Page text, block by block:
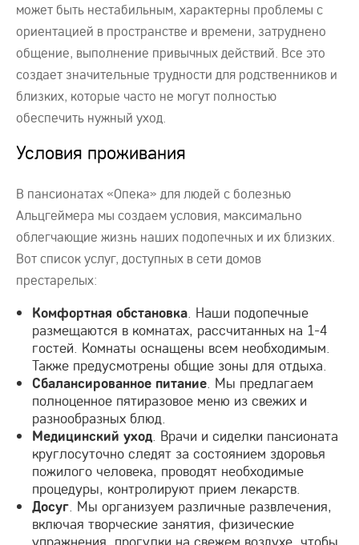
может быть нестабильным, характерны проблемы с
ориентацией в пространстве и времени, затруднено
общение, выполнение привычных действий. Все это
создает значительные трудности для родственников и
близких, которые часто не могут полностью
обеспечить нужный уход.
Условия проживания
В пансионатах «Опека» для людей с болезнью
Альцгеймера мы создаем условия, максимально
облегчающие жизнь наших подопечных и их близких.
Вот список услуг, доступных в сети домов
престарелых:
Комфортная обстановка. Наши подопечные
размещаются в комнатах, рассчитанных на 1-4
гостей. Комнаты оснащены всем необходимым.
Также предусмотрены общие зоны для отдыха.
Сбалансированное питание. Мы предлагаем
полноценное пятиразовое меню из свежих и
разнообразных блюд.
Медицинский уход. Врачи и сиделки пансионата
круглосуточно следят за состоянием здоровья
пожилого человека, проводят необходимые
процедуры, контролируют прием лекарств.
Досуг. Мы организуем различные развлечения,
включая творческие занятия, физические